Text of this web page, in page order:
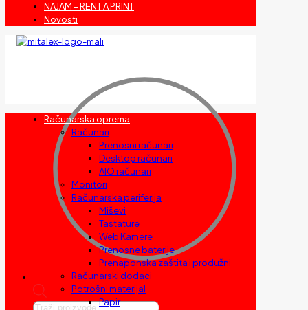
NAJAM – RENT A PRINT
Novosti
Products
Računarska oprema
Računari
Prenosni računari
Desktop računari
AIO računari
Monitori
Računarska periferija
Miševi
Tastature
Web Kamere
Prenosne baterije
Prenaponska zaštita i produžni
Računarski dodaci
Potrošni materijal
Papir